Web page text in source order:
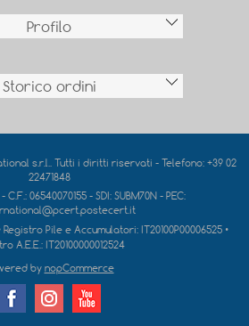
Profilo
Storico ordini
s.r.l.. Tutti i diritti riservati - Telefono: +39 02
22471848
C.F.: 06540070155 - SDI: SUBM70N - PEC:
Registro Pile e Accumulatori: IT20100P00006525•
A.E.E.: IT20100000012524
by nopCommerce